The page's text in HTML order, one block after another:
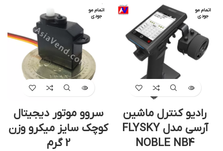
اتمام مو
جودی
رادیو کنترل ماشین
آرسی مدل FLYSKY
NOBLE NB4
اتمام مو
جودی
سروو موتور دیجیتال
کوچک سایز میکرو وزن
2 گرم